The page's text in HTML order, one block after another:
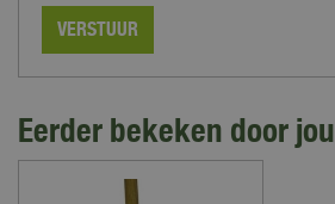
Eerder bekeken door jou